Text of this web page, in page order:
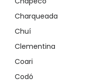
Charqueada
Chuí
Clementina
Coari
Codó